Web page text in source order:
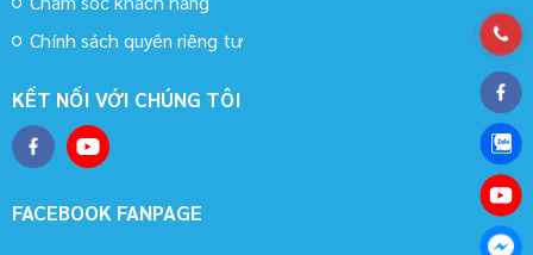
Chính sách quyền riêng tư
KẾT NỐI VỚI CHÚNG TÔI
FACEBOOK FANPAGE